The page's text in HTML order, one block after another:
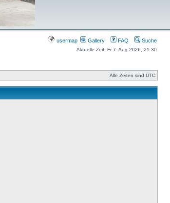
usermap Gallery FAQ Suche
Aktuelle Zeit: Fr 7. Aug 2026, 21:30
Alle Zeiten sind UTC